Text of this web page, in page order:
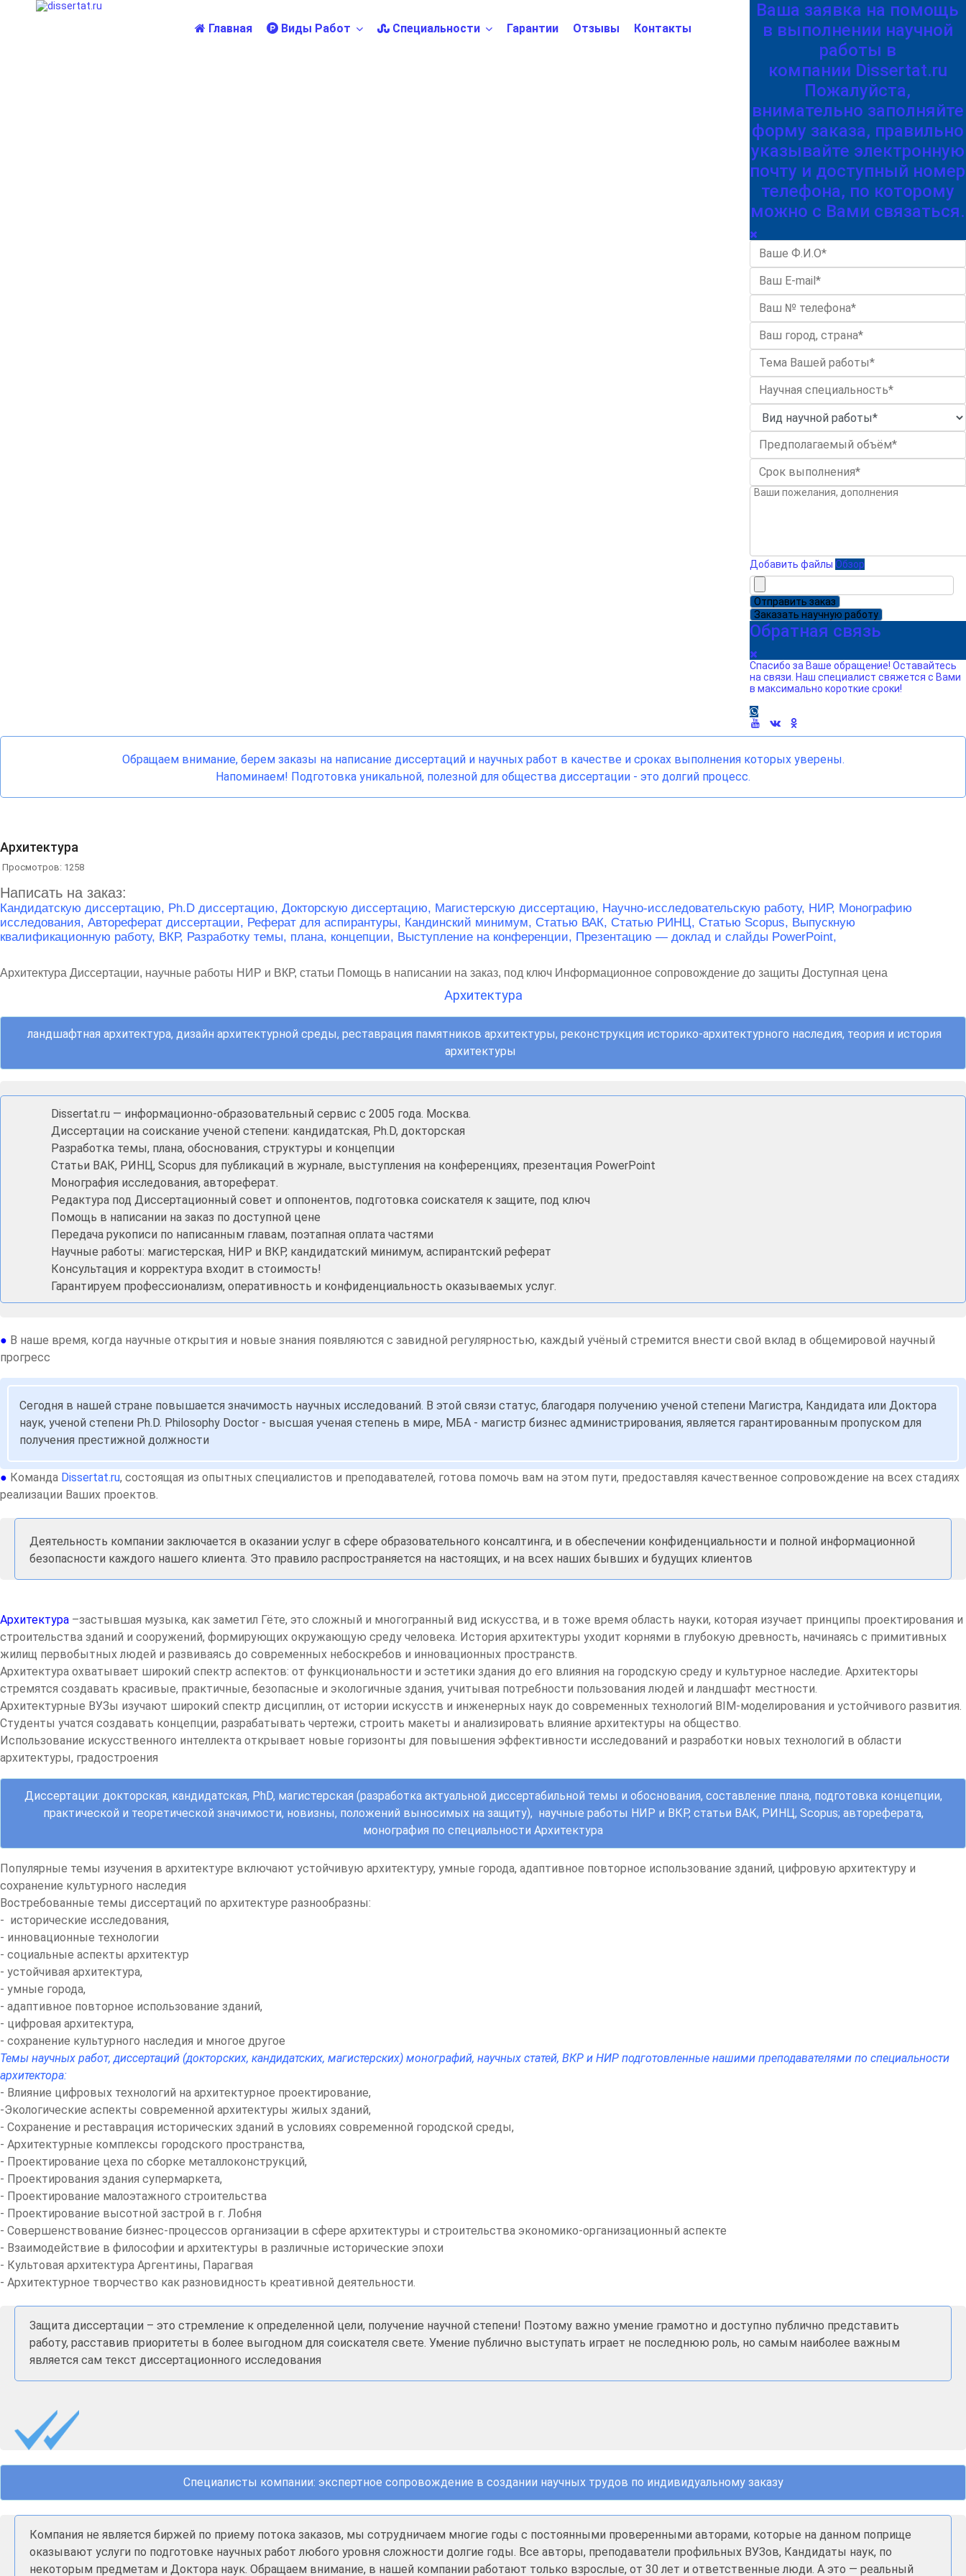
Главная Виды Работ Специальности Гарантии Отзывы Контакты
Ваша заявка на помощь
в выполнении научной
работы в
компании Dissertat.ru
Пожалуйста,
внимательно заполняйте
форму заказа, правильно
указывайте электронную
почту и доступный номер
телефона, по которому
можно с Вами связаться.
Добавить файлы Обзор
Отправить заказ
Заказать научную работу
Обратная связь
Спасибо за Ваше обращение! Оставайтесь
на связи. Наш специалист свяжется с Вами
в максимально короткие сроки!
Обращаем внимание, берем заказы на написание диссертаций и научных работ в качестве и сроках выполнения которых уверены.
Напоминаем! Подготовка уникальной, полезной для общества диссертации - это долгий процесс.
Архитектура
Просмотров: 1258
Написать на заказ:
Кандидатскую диссертацию, Ph.D диссертацию, Докторскую диссертацию, Магистерскую диссертацию, Научно-исследовательскую работу, НИР, Монографию
исследования, Автореферат диссертации, Реферат для аспирантуры, Кандинский минимум, Статью ВАК, Статью РИНЦ, Статью Scopus, Выпускную
квалификационную работу, ВКР, Разработку темы, плана, концепции, Выступление на конференции, Презентацию — доклад и слайды PowerPoint,
Архитектура Диссертации, научные работы НИР и ВКР, статьи Помощь в написании на заказ, под ключ Информационное сопровождение до защиты Доступная цена
Архитектура
ландшафтная архитектура, дизайн архитектурной среды, реставрация памятников архитектуры, реконструкция историко-архитектурного наследия, теория и история
архитектуры
Dissertat.ru — информационно-образовательный сервис с 2005 года. Москва.
Диссертации на соискание ученой степени: кандидатская, Ph.D, докторская
Разработка темы, плана, обоснования, структуры и концепции
Статьи ВАК, РИНЦ, Scopus для публикаций в журнале, выступления на конференциях, презентация PowerPoint
Монография исследования, автореферат.
Редактура под Диссертационный совет и оппонентов, подготовка соискателя к защите, под ключ
Помощь в написании на заказ по доступной цене
Передача рукописи по написанным главам, поэтапная оплата частями
Научные работы: магистерская, НИР и ВКР, кандидатский минимум, аспирантский реферат
Консультация и корректура входит в стоимость!
Гарантируем профессионализм, оперативность и конфиденциальность оказываемых услуг.
● В наше время, когда научные открытия и новые знания появляются с завидной регулярностью, каждый учёный стремится внести свой вклад в общемировой научный
прогресс
Сегодня в нашей стране повышается значимость научных исследований. В этой связи статус, благодаря получению ученой степени Магистра, Кандидата или Доктора
наук, ученой степени Ph.D. Philosophy Doctor - высшая ученая степень в мире, МБА - магистр бизнес администрирования, является гарантированным пропуском для
получения престижной должности
● Команда Dissertat.ru, состоящая из опытных специалистов и преподавателей, готова помочь вам на этом пути, предоставляя качественное сопровождение на всех стадиях
реализации Ваших проектов.
Деятельность компании заключается в оказании услуг в сфере образовательного консалтинга, и в обеспечении конфиденциальности и полной информационной
безопасности каждого нашего клиента. Это правило распространяется на настоящих, и на всех наших бывших и будущих клиентов
Архитектура –застывшая музыка, как заметил Гёте, это сложный и многогранный вид искусства, и в тоже время область науки, которая изучает принципы проектирования и
строительства зданий и сооружений, формирующих окружающую среду человека. История архитектуры уходит корнями в глубокую древность, начинаясь с примитивных
жилищ первобытных людей и развиваясь до современных небоскребов и инновационных пространств.
Архитектура охватывает широкий спектр аспектов: от функциональности и эстетики здания до его влияния на городскую среду и культурное наследие. Архитекторы
стремятся создавать красивые, практичные, безопасные и экологичные здания, учитывая потребности пользования людей и ландшафт местности.
Архитектурные ВУЗы изучают широкий спектр дисциплин, от истории искусств и инженерных наук до современных технологий BIM-моделирования и устойчивого развития.
Студенты учатся создавать концепции, разрабатывать чертежи, строить макеты и анализировать влияние архитектуры на общество.
Использование искусственного интеллекта открывает новые горизонты для повышения эффективности исследований и разработки новых технологий в области
архитектуры, градостроения
Диссертации: докторская, кандидатская, PhD, магистерская (разработка актуальной диссертабильной темы и обоснования, составление плана, подготовка концепции,
практической и теоретической значимости, новизны, положений выносимых на защиту), научные работы НИР и ВКР, статьи ВАК, РИНЦ, Scopus; автореферата,
монография по специальности Архитектура
Популярные темы изучения в архитектуре включают устойчивую архитектуру, умные города, адаптивное повторное использование зданий, цифровую архитектуру и
сохранение культурного наследия
Востребованные темы диссертаций по архитектуре разнообразны:
- исторические исследования,
- инновационные технологии
- социальные аспекты архитектур
- устойчивая архитектура,
- умные города,
- адаптивное повторное использование зданий,
- цифровая архитектура,
- сохранение культурного наследия и многое другое
Темы научных работ, диссертаций (докторских, кандидатских, магистерских) монографий, научных статей, ВКР и НИР подготовленные нашими преподавателями по специальности
архитектора:
- Влияние цифровых технологий на архитектурное проектирование,
-Экологические аспекты современной архитектуры жилых зданий,
- Сохранение и реставрация исторических зданий в условиях современной городской среды,
- Архитектурные комплексы городского пространства,
- Проектирование цеха по сборке металлоконструкций,
- Проектирования здания супермаркета,
- Проектирование малоэтажного строительства
- Проектирование высотной застрой в г. Лобня
- Совершенствование бизнес-процессов организации в сфере архитектуры и строительства экономико-организационный аспекте
- Взаимодействие в философии и архитектуры в различные исторические эпохи
- Культовая архитектура Аргентины, Парагвая
- Архитектурное творчество как разновидность креативной деятельности.
Защита диссертации – это стремление к определенной цели, получение научной степени! Поэтому важно умение грамотно и доступно публично представить
работу, расставив приоритеты в более выгодном для соискателя свете. Умение публично выступать играет не последнюю роль, но самым наиболее важным
является сам текст диссертационного исследования
Специалисты компании: экспертное сопровождение в создании научных трудов по индивидуальному заказу
Компания не является биржей по приему потока заказов, мы сотрудничаем многие годы с постоянными проверенными авторами, которые на данном поприще
оказывают услуги по подготовке научных работ любого уровня сложности долгие годы. Все авторы, преподаватели профильных ВУЗов, Кандидаты наук, по
некоторым предметам и Доктора наук. Обращаем внимание, в нашей компании работают только взрослые, от 30 лет и ответственные люди. А это — реальный